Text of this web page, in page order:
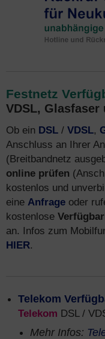
Festnetz
VDSL, Glasfaser
Ob ein DSL / VDSL,
Anschluss an Ihrer
(Breitbandnetz
online prüfen
kostenlos und
eine Anfrage oder
kostenlose
an. Infos zum
HIER.
Telekom
Telekom DSL /
Mehr Infos: